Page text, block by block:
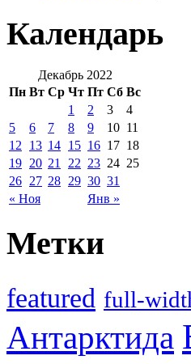
Календарь
Декабрь 2022
Пн Вт Ср Чт Пт Сб Вс
« Ноя Янв »
1 2 3
4
5
6 7 8 9 10 11
12
13 14 15 16 17 18
19 20 21 22 23 24 25
26 27 28 29 30 31
Метки
featured full-
Антарктида